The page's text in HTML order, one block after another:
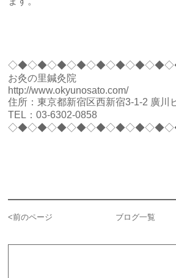
お灸の里鍼灸院
http://www.okyunosato.com/
住所：東京都新宿区西新宿3-1-2 廣川
TEL：03-6302-0858
<前のページ ブログ一覧